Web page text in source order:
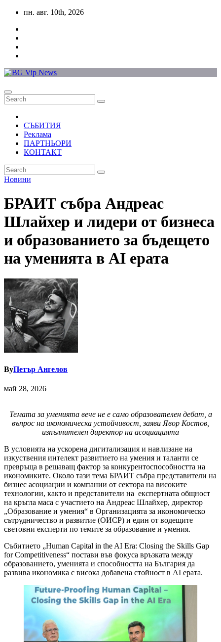
Skip
content
пн. авг. 10th, 2026
СЪБИТИЯ
Реклама
ПАРТНЬОРИ
КОНТАКТ
Новини
БРАИТ събра Андреас
Шлайхер и лидери от бизнеса
и образованието за бъдещето
на уменията в AI ерата
ByПетър Ангелов
май 28, 2026
Темата за уменията вече не е само образователен дебат, а
въпрос на икономическа устойчивост, заяви Явор Костов,
изпълнителен директор на асоциацията
В условията на ускорена дигитализация и навлизане на
изкуствения интелект развитието на умения и таланти се
превръща в решаващ фактор за конкурентоспособността на
икономиките. Около тази тема БРАИТ събра представители на
бизнес асоциации и компании от сектора на високите
технологии, както и представители на експертната общност
на кръгла маса с участието на Андреас Шлайхер, директор
„Образование и умения“ в Организацията за икономическо
сътрудничество и развитие (ОИСР) и един от водещите
световни експерти по темите за образование и умения.
Събитието „Human Capital in the AI Era: Closing the Skills Gap
for Competitiveness“ постави във фокуса връзката между
образованието, уменията и способността на България да
развива икономика с висока добавена стойност в AI ерата.